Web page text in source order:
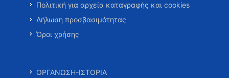
Πολιτική για αρχεία καταγραφής και cookies
Δήλωση προσβασιμότητας
Όροι χρήσης
ΟΡΓΑΝΩΣΗ-ΙΣΤΟΡΙΑ